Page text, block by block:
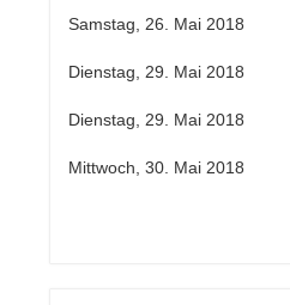
Samstag, 26. Mai 2018
Dienstag, 29. Mai 2018
Dienstag, 29. Mai 2018
Mittwoch, 30. Mai 2018